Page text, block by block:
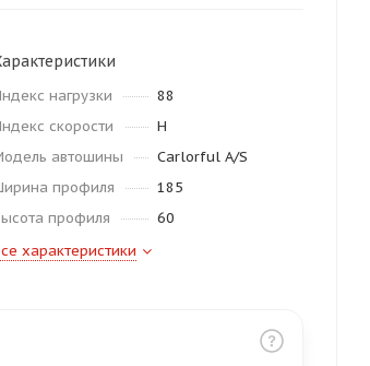
нагрузки
88
скорости
H
автошины
Carlorful A/S
профиля
185
профиля
60
характеристики